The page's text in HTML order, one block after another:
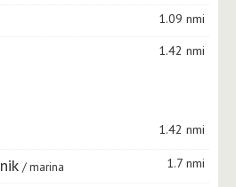
1.09 nmi
1.42 nmi
1.42 nmi
marina 1.7 nmi